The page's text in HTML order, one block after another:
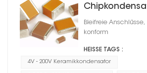
Bleifreie Anschlüsse,
konform
HEISSE TAGS :
4V - 200V Keramikkondensator